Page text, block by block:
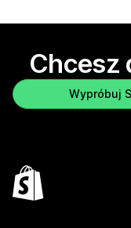
Chcesz
Wypróbuj